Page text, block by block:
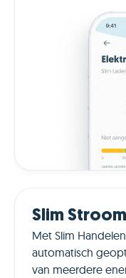
Slim
Met Slim
automatisch
van meerdere